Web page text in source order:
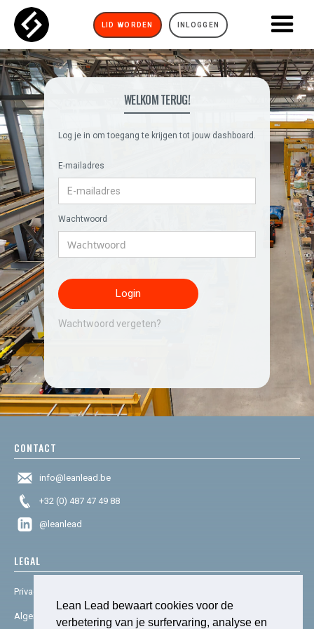
Lean Lead bewaart cookies voor de
verbetering van je surfervaring, analyse en
LID WORDEN INLOGGEN
WELKOM TERUG!
Log je in om toegang te krijgen tot jouw dashboard.
E-mailadres
Wachtwoord
Wachtwoord vergeten?
CONTACT
info@leanlead.be
+32 (0) 487 47 49 88
@leanlead
LEGAL
Privacy & cookies
Algemene voorwaarden